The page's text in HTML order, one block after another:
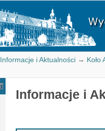
Informacje i Aktualności → Koło
Informacje i